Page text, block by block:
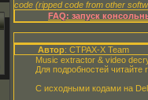
code (ripped code from other
FAQ: запуск
Автор: CTPAX-X Team
Music extractor & video
Для подробностей читайте
С исходными кодами на